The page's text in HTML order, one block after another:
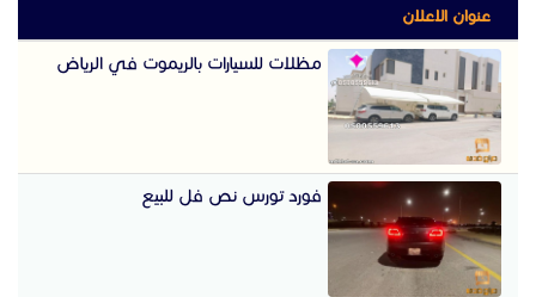
عنوان الاعلان
مظلات للسيارات بالريموت في الرياض
فورد تورس نص فل للبيع